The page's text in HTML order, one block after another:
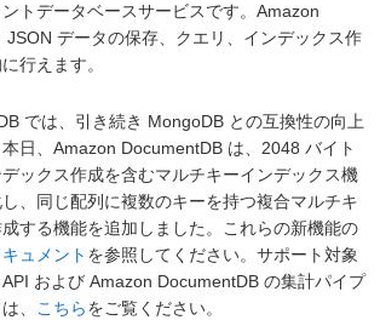
トデータベースサービスです。Amazon
JSON データの保存、クエリ、インデックス作
行えます。
では、引き続き MongoDB との互換性の向上
日、Amazon DocumentDB は、2048 バイト
ックス作成を含むマルチキーインデックス機
、同じ配列に複数のキーを持つ複合マルチキ
する機能を追加しました。これらの新機能の
キュメント を参照してください。サポート対象
および Amazon DocumentDB の集計パイプ
、
こちらをご覧ください。